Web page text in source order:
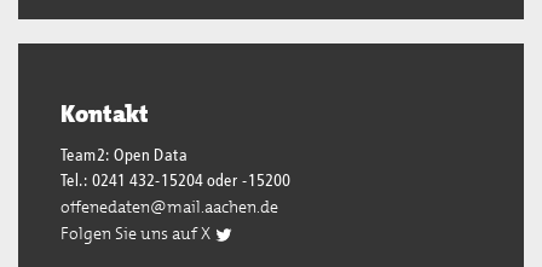
Kontakt
Team2: Open Data
Tel.: 0241 432-15204 oder -15200
offenedaten@mail.aachen.de
Folgen Sie uns auf X